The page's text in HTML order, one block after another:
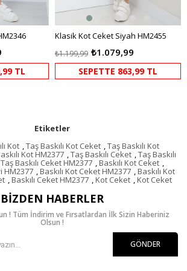
TL
Klasik Kot Ceket Siyah HM2455
₺1.079,99
₺1.199,99
SEPETTE 863,99 TL
Etiketler
Kot ,Taş Baskılı Kot Ceket ,Taş Baskılı Kot
Kot HM2377 ,Taş Baskılı Ceket ,Taş Baskılı
Taş Baskılı Ceket HM2377 ,Baskılı Kot Ceket ,
HM2377 ,Baskılı Kot Ceket HM2377 ,Baskılı Kot
,Baskılı Ceket HM2377 ,Kot Ceket ,Kot Ceket
BIZDEN HABERLER
! Tüm İndirim ve Fırsatlardan İlk Sizin Haberiniz
Olsun !
GÖNDER